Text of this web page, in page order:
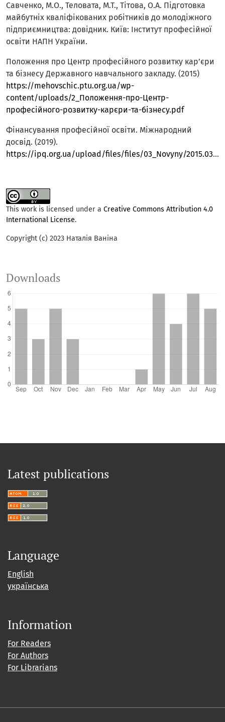
Савченко, М.О., Теловата, М.Т., Тітова, О.А. Підготовка
майбутніх кваліфікованих робітників до молодіжного
підприємництва: довідник. Київ: Інститут професійної
освіти НАПН України.
Положення про Центр професійного розвитку кар’єри
та бізнесу Державного навчального закладу. (2015)
https://mehovschic.ptu.org.ua/wp-
content/uploads/2_Положення-про-Центр-
професійного-розвитку-карєри-та-бізнесу.pdf
Фінансування професійної освіти. Міжнародний
досвід. (2019).
https://ipq.org.ua/upload/files/files/03_Novyny/2015.03.18_Twinning_final_conference/VET%20Financing%20Twinning_UKR.pdf
This work is licensed under a Creative Commons Attribution 4.0
International License.
Copyright (c) 2023 Наталія Ваніна
Downloads
Latest publications
Language
English
українська
Information
For Readers
For Authors
For Librarians